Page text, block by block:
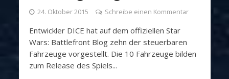
24. Oktober 2015 Schreibe einen Kommentar
Entwickler DICE hat auf dem offiziellen Star
Wars: Battlefront Blog zehn der steuerbaren
Fahrzeuge vorgestellt. Die 10 Fahrzeuge bilden
zum Release des Spiels...